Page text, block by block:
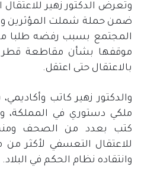
ضمن حملة شملت المؤثرين
المجتمع بسبب رفضه طلبا
موقفها بشأن مقاطعة قطر
بالاعتقال حتى اعتقل.
والدكتور زهير كاتب
ملكي دستوري في المملكة،
كتب بعدد من الصحف
للاعتقال التعسفي لأكثر من
وانتقاده نظام الحكم في البلاد.